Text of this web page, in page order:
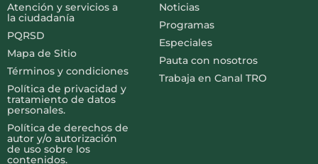
Atención y servicios a
la ciudadanía
PQRSD
Mapa de Sitio
Términos y condiciones
Política de privacidad y
tratamiento de datos
personales.
Política de derechos de
autor y/o autorización
de uso sobre los
contenidos.
Noticias
Programas
Especiales
Pauta con nosotros
Trabaja en Canal TRO